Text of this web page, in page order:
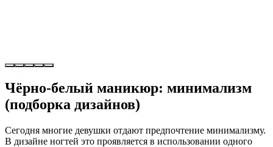
Чёрно-белый маникюр: минимализм
(подборка дизайнов)
Сегодня многие девушки отдают предпочтение минимализму.
В дизайне ногтей это проявляется в использовании одного